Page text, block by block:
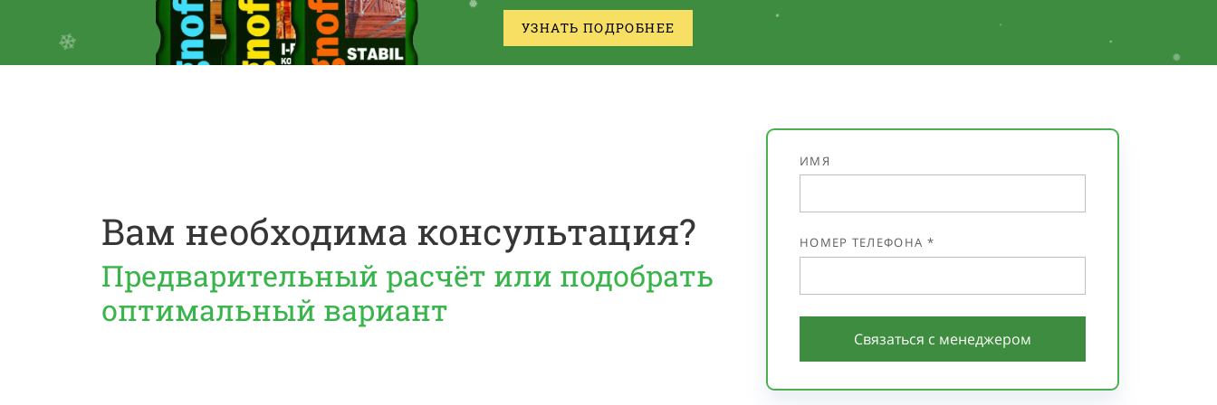
.
. .
*
*
❅ УЗНАТЬ ПОДРОБНЕЕ
Вам необходима консультация?
Предварительный расчёт или подобрать
оптимальный вариант
ИМЯ
НОМЕР ТЕЛЕФОНА *
Связаться с менеджером